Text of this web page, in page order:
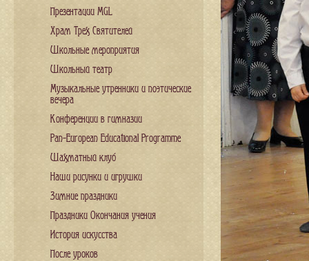
Презентации MGL
Храм Трех Святителей
Школьные мероприятия
Школьный театр
Музыкальные утренники и поэтические
вечера
Конференции в гимназии
Pan-European Educational Programme
Шахматный клуб
Наши рисунки и игрушки
Зимние праздники
Праздники Окончания учения
История искусства
После уроков